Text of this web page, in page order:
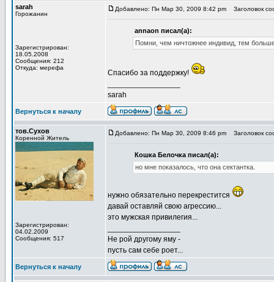
sarah
Горожанин
Зарегистрирован:
18.05.2008
Сообщения: 212
Откуда: мерефа
Добавлено: Пн Мар 30, 2009 8:42 pm Заголовок
annaon писал(а):
Помни, чем ничтожнее индивид, тем
Спасибо за поддержку!
sarah
Вернуться к началу
тов.Сухов
Коренной Житель
Зарегистрирован:
04.02.2009
Сообщения: 517
Добавлено: Пн Мар 30, 2009 8:46 pm Заголовок
Кошка Белочка писал(а):
но мне показалось, что она сектантка.
нужно обязательно перекрестится
давай оставляй свою агрессию...
это мужская привилегия...
Не рой другому яму -
пусть сам себе роет...
Вернуться к началу